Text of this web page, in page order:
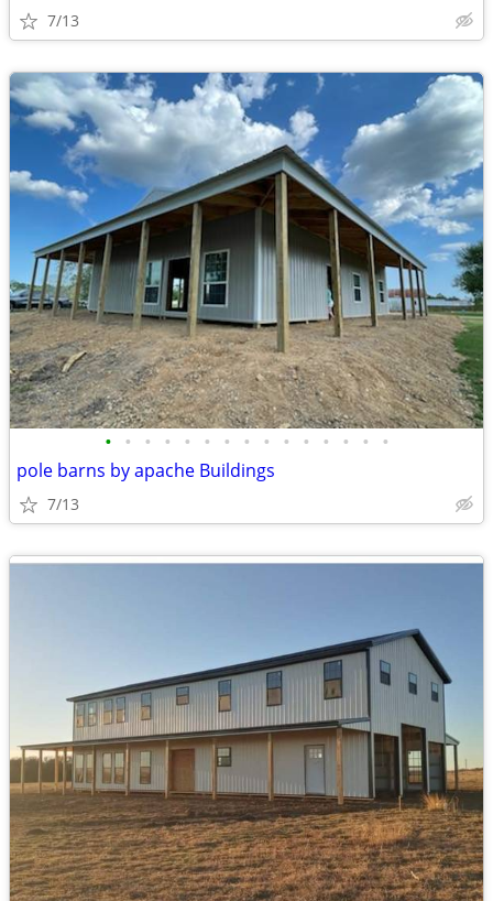
7/13
• • • • • • • • • • • • • • •
pole barns by apache Buildings
7/13